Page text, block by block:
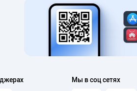
Мы в соц сетях